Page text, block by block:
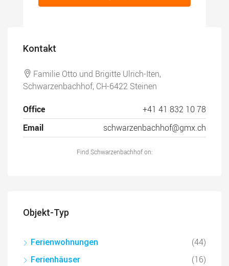
Kontakt
Familie Otto und Brigitte Ulrich-Iten,
Schwarzenbachhof, CH-6422 Steinen
Office
+41 41 832 10 78
Email
schwarzenbachhof@gmx.ch
Find Schwarzenbachhof on:
Objekt-Typ
Ferienwohnungen (44)
Ferienhäuser (16)